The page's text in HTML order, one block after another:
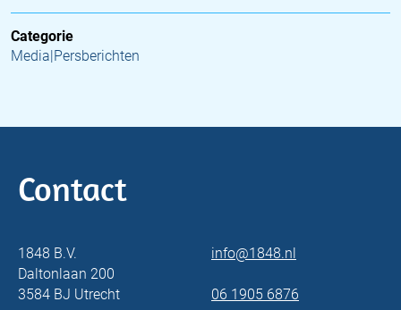
Categorie
Media|Persberichten
Contact
1848 B.V.
Daltonlaan 200
3584 BJ Utrecht
info@1848.nl
06 1905 6876